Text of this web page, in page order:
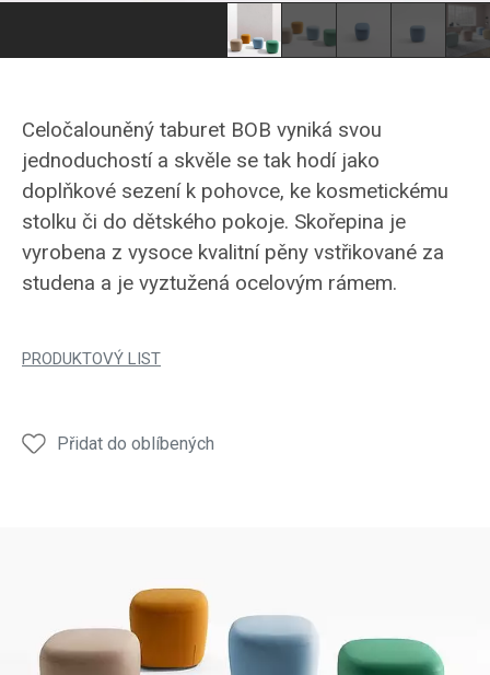
Celočalouněný taburet BOB vyniká svou
jednoduchostí a skvěle se tak hodí jako
doplňkové sezení k pohovce, ke kosmetickému
stolku či do dětského pokoje. Skořepina je
vyrobena z vysoce kvalitní pěny vstřikované za
studena a je vyztužená ocelovým rámem.
PRODUKTOVÝ LIST
Přidat do oblíbených